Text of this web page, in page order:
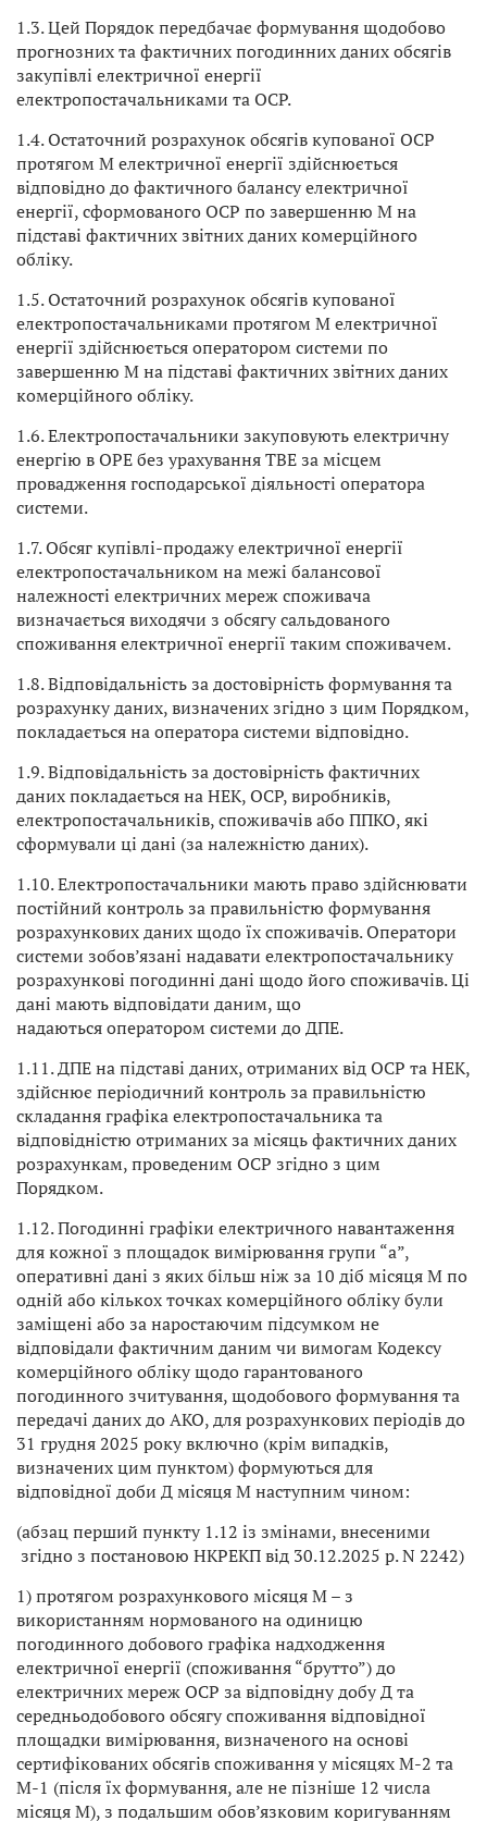
1.3. Цей Порядок передбачає формування щодобово
прогнозних та фактичних погодинних даних обсягів
закупівлі електричної енергії
електропостачальниками та ОСР.
1.4. Остаточний розрахунок обсягів купованої ОСР
протягом М електричної енергії здійснюється
відповідно до фактичного балансу електричної
енергії, сформованого ОСР по завершенню М на
підставі фактичних звітних даних комерційного
обліку.
1.5. Остаточний розрахунок обсягів купованої
електропостачальниками протягом М електричної
енергії здійснюється оператором системи по
завершенню М на підставі фактичних звітних даних
комерційного обліку.
1.6. Електропостачальники закуповують електричну
енергію в ОРЕ без урахування ТВЕ за місцем
провадження господарської діяльності оператора
системи.
1.7. Обсяг купівлі-продажу електричної енергії
електропостачальником на межі балансової
належності електричних мереж споживача
визначається виходячи з обсягу сальдованого
споживання електричної енергії таким споживачем.
1.8. Відповідальність за достовірність формування та
розрахунку даних, визначених згідно з цим Порядком,
покладається на оператора системи відповідно.
1.9. Відповідальність за достовірність фактичних
даних покладається на НЕК, ОСР, виробників,
електропостачальників, споживачів або ППКО, які
сформували ці дані (за належністю даних).
1.10. Електропостачальники мають право здійснювати
постійний контроль за правильністю формування
розрахункових даних щодо їх споживачів. Оператори
системи зобов’язані надавати електропостачальнику
розрахункові погодинні дані щодо його споживачів. Ці
дані мають відповідати даним, що
надаються оператором системи до ДПЕ.
1.11. ДПЕ на підставі даних, отриманих від ОСР та НЕК,
здійснює періодичний контроль за правильністю
складання графіка електропостачальника та
відповідністю отриманих за місяць фактичних даних
розрахункам, проведеним ОСР згідно з цим
Порядком.
1.12. Погодинні графіки електричного навантаження
для кожної з площадок вимірювання групи “а”,
оперативні дані з яких більш ніж за 10 діб місяця М по
одній або кількох точках комерційного обліку були
заміщені або за наростаючим підсумком не
відповідали фактичним даним чи вимогам Кодексу
комерційного обліку щодо гарантованого
погодинного зчитування, щодобового формування та
передачі даних до АКО, для розрахункових періодів до
31 грудня 2025 року включно (крім випадків,
визначених цим пунктом) формуються для
відповідної доби Д місяця М наступним чином:
(абзац перший пункту 1.12 із змінами, внесеними
згідно з постановою НКРЕКП від 30.12.2025 р. N 2242)
1) протягом розрахункового місяця М – з
використанням нормованого на одиницю
погодинного добового графіка надходження
електричної енергії (споживання “брутто”) до
електричних мереж ОСР за відповідну добу Д та
середньодобового обсягу споживання відповідної
площадки вимірювання, визначеного на основі
сертифікованих обсягів споживання у місяцях М-2 та
М-1 (після їх формування, але не пізніше 12 числа
місяця М), з подальшим обов’язковим коригуванням